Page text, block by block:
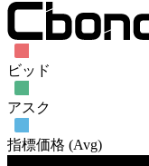
ビッド
アスク
指標価格 (Avg)